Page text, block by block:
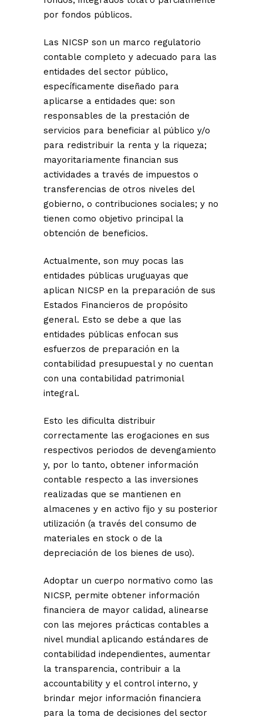
por fondos públicos.
Las NICSP son un marco regulatorio
contable completo y adecuado para las
entidades del sector público,
específicamente diseñado para
aplicarse a entidades que: son
responsables de la prestación de
servicios para beneficiar al público y/o
para redistribuir la renta y la riqueza;
mayoritariamente financian sus
actividades a través de impuestos o
transferencias de otros niveles del
gobierno, o contribuciones sociales; y no
tienen como objetivo principal la
obtención de beneficios.
Actualmente, son muy pocas las
entidades públicas uruguayas que
aplican NICSP en la preparación de sus
Estados Financieros de propósito
general. Esto se debe a que las
entidades públicas enfocan sus
esfuerzos de preparación en la
contabilidad presupuestal y no cuentan
con una contabilidad patrimonial
integral.
Esto les dificulta distribuir
correctamente las erogaciones en sus
respectivos periodos de devengamiento
y, por lo tanto, obtener información
contable respecto a las inversiones
realizadas que se mantienen en
almacenes y en activo fijo y su posterior
utilización (a través del consumo de
materiales en stock o de la
depreciación de los bienes de uso).
Adoptar un cuerpo normativo como las
NICSP, permite obtener información
financiera de mayor calidad, alinearse
con las mejores prácticas contables a
nivel mundial aplicando estándares de
contabilidad independientes, aumentar
la transparencia, contribuir a la
accountability y el control interno, y
brindar mejor información financiera
para la toma de decisiones del sector